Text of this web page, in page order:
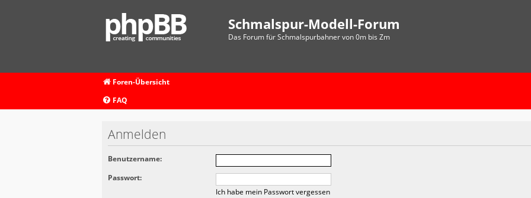
Schmalspur-Modell-Forum
Das Forum für Schmalspurbahner von 0m bis Zm
Foren-Übersicht
FAQ
Anmelden
Benutzername:
Passwort:
Ich habe mein Passwort vergessen